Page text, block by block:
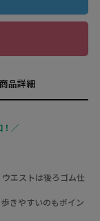
商品詳細
！／
エストは後ろゴム仕
きやすいのもポイン